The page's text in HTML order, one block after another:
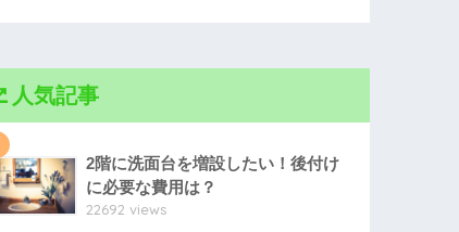
人気記事
2階に洗面台を増設したい！後付け
に必要な費用は？
22692 views